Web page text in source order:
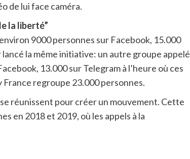
de lui face caméra.
la liberté”
9000 personnes sur Facebook, 15.000
lancé la même initiative: un autre groupe appelé
13.000 sur Telegram à l’heure où ces
regroupe 23.000 personnes.
réunissent pour créer un mouvement. Cette
en 2018 et 2019, où les appels à la